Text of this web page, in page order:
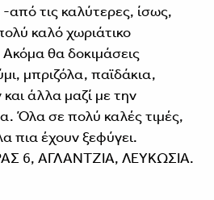
από τις καλύτερες, ίσως,
καλό χωριάτικο
θα δοκιμάσεις
μπριζόλα, παϊδάκια,
άλλα μαζί με την
Όλα σε πολύ καλές τιμές,
πια έχουν ξεφύγει.
6, ΑΓΛΑΝΤΖΙΑ, ΛΕΥΚΩΣΙΑ.